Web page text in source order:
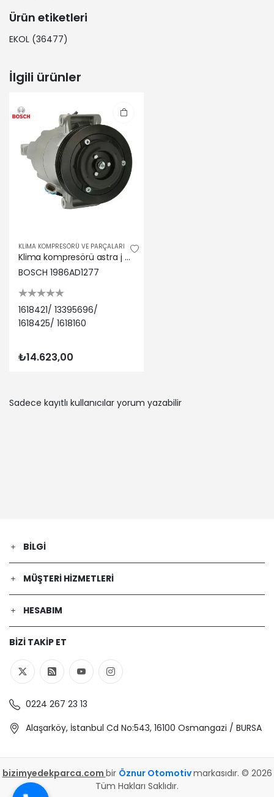
Ürün etiketleri
EKOL (36477)
İlgili ürünler
KLİMA KOMPRESÖRÜ VE PARÇALARI
Klima kompresörü astra j p10 1.6 68 10-15 ınsıgnıa a g09 1.6 cruze 09 68 08-17 a16xer bosch 1618421/ 13395696/ 1618425/ 1618160
BOSCH 1986AD1277
1618421/ 13395696/
1618425/ 1618160
₺14.623,00
Sadece kayıtlı kullanıcılar yorum yazabilir
BILGI
MÜŞTERI HIZMETLERI
HESABIM
BIZI TAKIP ET
0224 267 23 13
Alaşarköy, İstanbul Cd No:543, 16100 Osmangazi / BURSA
bizimyedekparca.com bir Öznur Otomotivmarkasıdır. © 2026
Tüm Hakları Saklıdır.